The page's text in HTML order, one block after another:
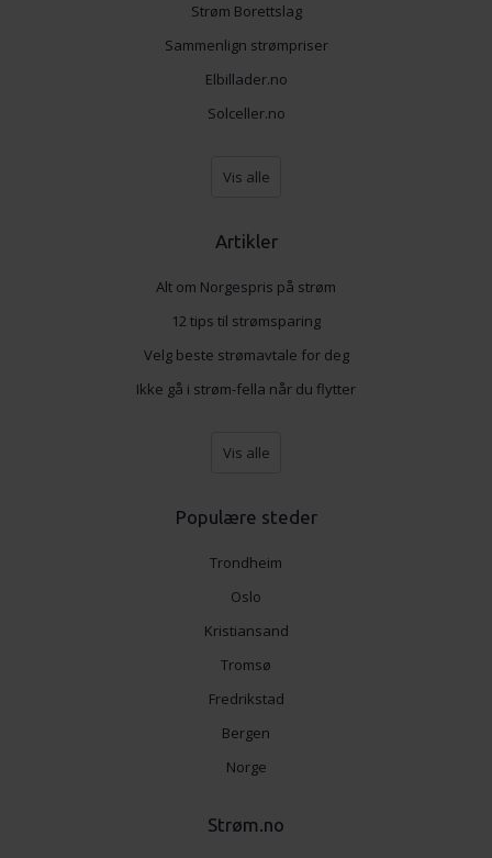
Strøm Borettslag
Sammenlign strømpriser
Elbillader.no
Solceller.no
Vis alle
Artikler
Alt om Norgespris på strøm
12 tips til strømsparing
Velg beste strømavtale for deg
Ikke gå i strøm-fella når du flytter
Vis alle
Populære steder
Trondheim
Oslo
Kristiansand
Tromsø
Fredrikstad
Bergen
Norge
Strøm.no